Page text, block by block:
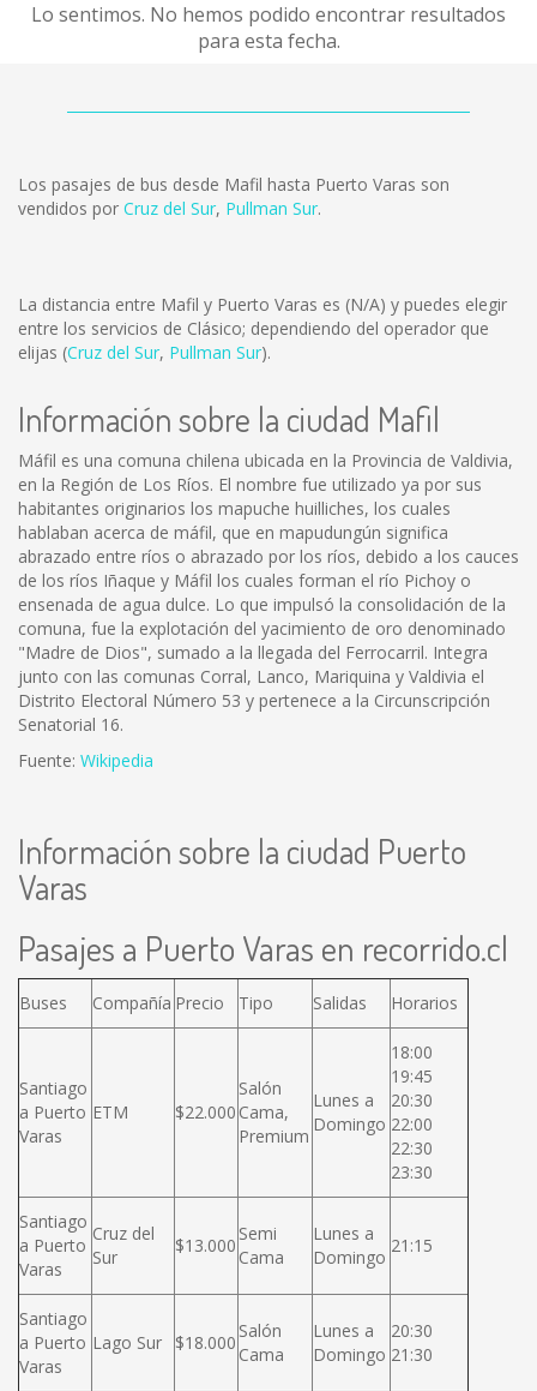
Lo sentimos. No hemos podido encontrar resultados
para esta fecha.
Los pasajes de bus desde Mafil hasta Puerto Varas son
vendidos por Cruz del Sur, Pullman Sur.
La distancia entre Mafil y Puerto Varas es (N/A) y puedes elegir
entre los servicios de Clásico; dependiendo del operador que
elijas (Cruz del Sur, Pullman Sur).
Información sobre la ciudad Mafil
Máfil es una comuna chilena ubicada en la Provincia de Valdivia,
en la Región de Los Ríos. El nombre fue utilizado ya por sus
habitantes originarios los mapuche huilliches, los cuales
hablaban acerca de máfil, que en mapudungún significa
abrazado entre ríos o abrazado por los ríos, debido a los cauces
de los ríos Iñaque y Máfil los cuales forman el río Pichoy o
ensenada de agua dulce. Lo que impulsó la consolidación de la
comuna, fue la explotación del yacimiento de oro denominado
"Madre de Dios", sumado a la llegada del Ferrocarril. Integra
junto con las comunas Corral, Lanco, Mariquina y Valdivia el
Distrito Electoral Número 53 y pertenece a la Circunscripción
Senatorial 16.
Fuente: Wikipedia
Información sobre la ciudad Puerto
Varas
Pasajes a Puerto Varas en recorrido.cl
Buses Compañía Precio Tipo Salidas Horarios
Santiago
a Puerto
Varas
ETM $22.000
Salón
Cama,
Premium
Lunes a
Domingo
18:00
19:45
20:30
22:00
22:30
23:30
Santiago
a Puerto
Varas
Cruz del
Sur
$13.000
Semi
Cama
Lunes a
Domingo
21:15
Santiago
a Puerto
Varas
Lago Sur $18.000
Salón
Cama
Lunes a
Domingo
20:30
21:30